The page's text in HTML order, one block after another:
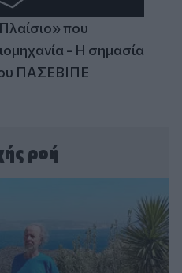
που
- Η σημασία
ΠΑΣΕΒΙΠΕ
ροή